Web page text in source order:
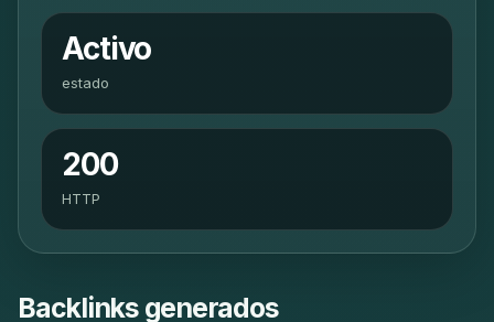
Activo
estado
200
HTTP
Backlinks generados